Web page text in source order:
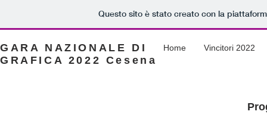
Questo sito è stato creato con la
GARA NAZIONALE DI
GRAFICA 2022 Cesena
Home Vincitori 2022